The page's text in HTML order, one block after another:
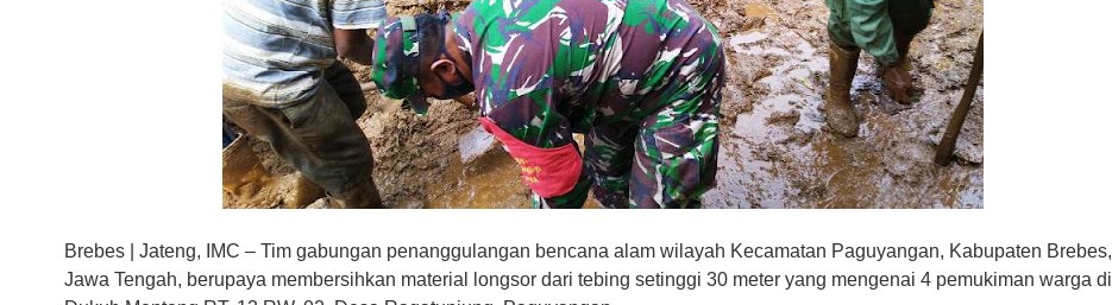
Brebes | Jateng, IMC – Tim gabungan penanggulangan bencana alam wilayah Kecamatan Paguyangan, Kabupaten Brebes,
Jawa Tengah, berupaya membersihkan material longsor dari tebing setinggi 30 meter yang mengenai 4 pemukiman warga di